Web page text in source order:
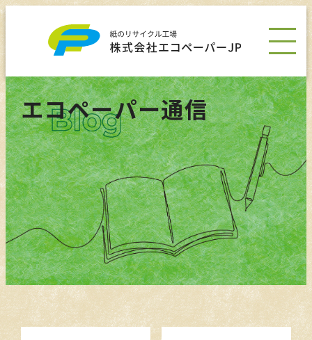
会社情報
事業・製品
サステナビリティ
News
採用情報
エコペーパー通信